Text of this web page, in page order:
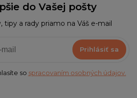
do Vašej pošty
tipy a rady priamo na Váš e-mail
Prihlásiť sa
so spracovaním osobných údajov.